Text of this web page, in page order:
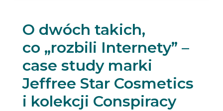
O dwóch takich,
co „rozbili Internety” –
case study marki
Jeffree Star Cosmetics
i kolekcji Conspiracy